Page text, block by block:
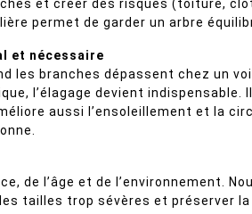
et créer des risques (toiture,
permet de garder un arbre
et nécessaire
les branches dépassent chez un
l’élagage devient
aussi l’ensoleillement et la
de l’âge et de l’environnement.
tailles trop sévères et préserver